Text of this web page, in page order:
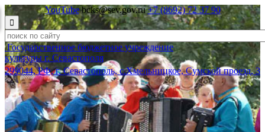
YouTube bcks@sev.gov.ru +7 (8692) 72 37 90

Государственное бюджетное учреждение
культуры г. Севастополя
299044, РФ, г. Севастополь, с.Хмельницкое, Сумской проезд, 3